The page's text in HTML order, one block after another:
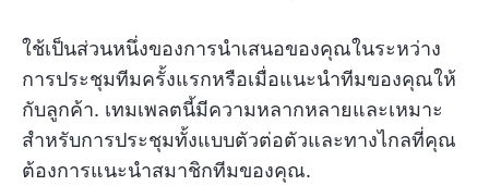
ใช้เป็นส่วนหนึ่งของการนำเสนอของคุณในระหว่าง
การประชุมทีมครั้งแรกหรือเมื่อแนะนำทีมของคุณให้
กับลูกค้า. เทมเพลตนี้มีความหลากหลายและเหมาะ
สำหรับการประชุมทั้งแบบตัวต่อตัวและทางไกลที่คุณ
ต้องการแนะนำสมาชิกทีมของคุณ.